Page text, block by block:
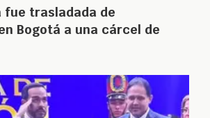
fue trasladada de
Bogotá a una cárcel de